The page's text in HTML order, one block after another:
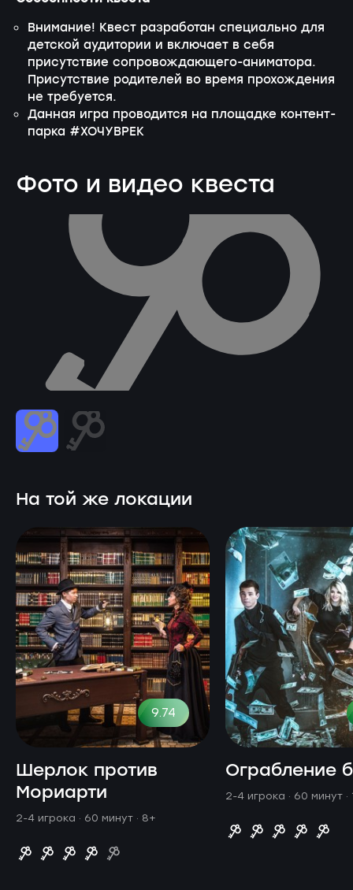
Внимание! Квест разработан специально для
детской аудитории и включает в себя
присутствие сопровождающего-аниматора.
Присутствие родителей во время прохождения
не требуется.
Данная игра проводится на площадке контент-
парка #ХОЧУВРЕК
Фото и видео квеста
На той же локации
9.74
Шерлок против
Мориарти
2-4 игрока · 60 минут · 8+
Ограбление
2-4 игрока · 60 минут